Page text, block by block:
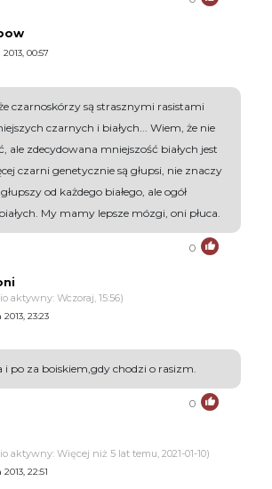
00:57
czarnoskórzy są strasznymi rasistami
czarnych i białych... Wiem, że nie
ale zdecydowana mniejszość białych jest
czarni genetycznie są głupsi, nie znaczy
od każdego białego, ale ogół
My mamy lepsze mózgi, oni płuca.
0
aktywny: Wczoraj, 15:56)
23:23
i po za boiskiem,gdy chodzi o rasizm.
0
aktywny: Więcej niż 5 lat temu, 2021-01-10)
22:51